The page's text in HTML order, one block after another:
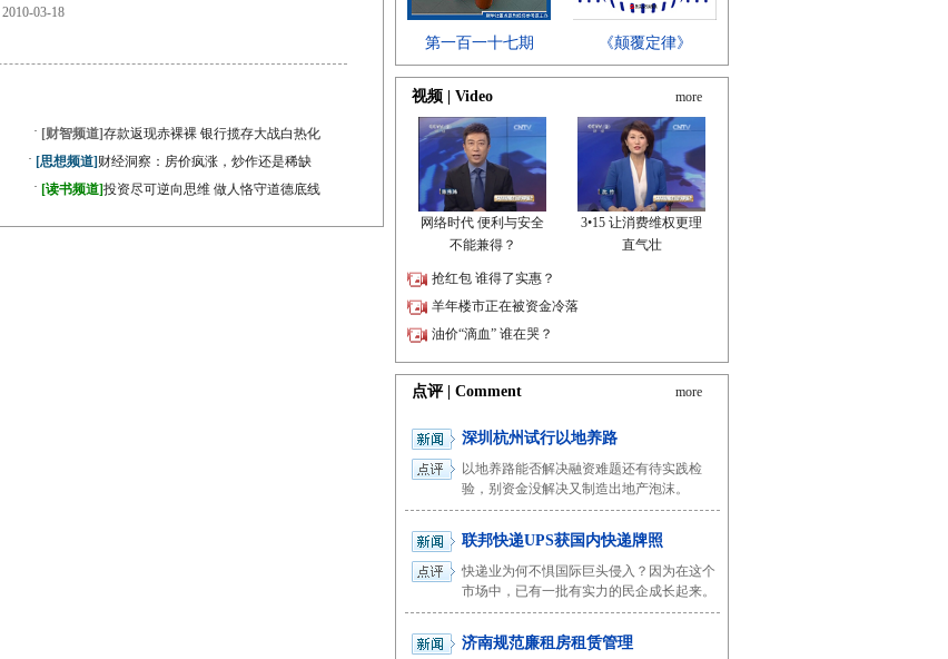
2010-03-18
· [财智频道]存款返现赤裸裸 银行揽存大战白热化
· [思想频道] 财经洞察：房价疯涨，炒作还是稀缺
· [读书频道]投资尽可逆向思维 做人恪守道德底线